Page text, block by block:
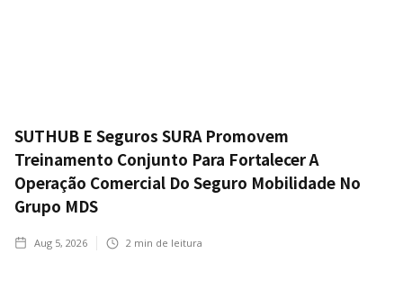
SUTHUB E Seguros SURA Promovem
Treinamento Conjunto Para Fortalecer A
Operação Comercial Do Seguro Mobilidade No
Grupo MDS
Aug 5, 2026 2 min de leitura